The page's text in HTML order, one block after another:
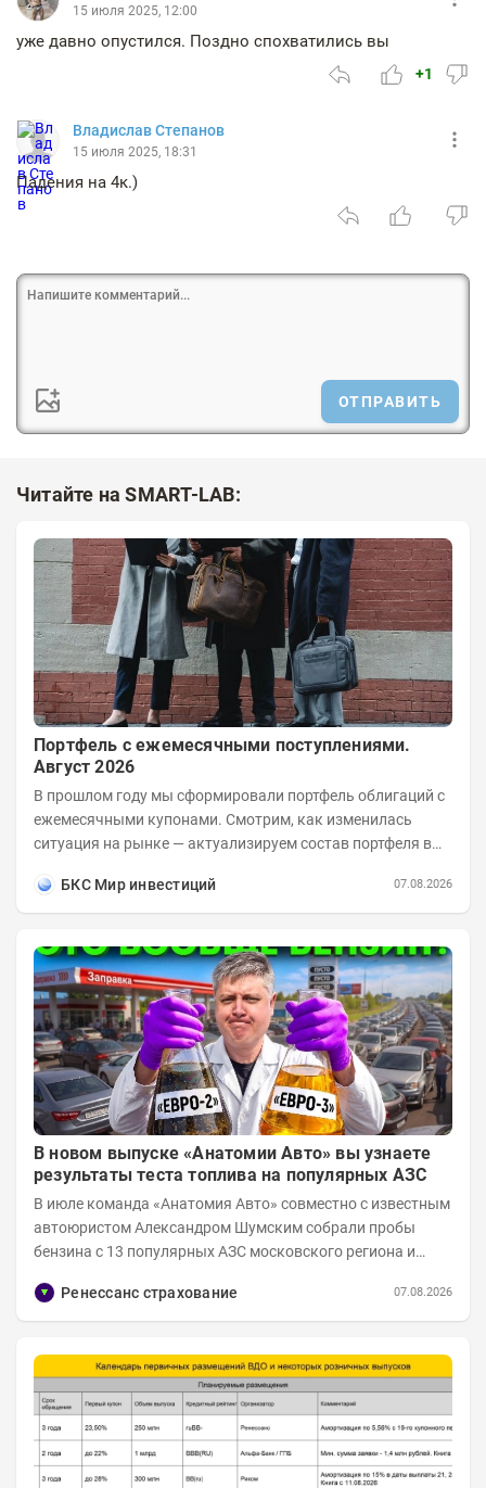
15 июля 2025, 12:00
уже давно опустился. Поздно спохватились вы
+1
Владислав Степанов
15 июля 2025, 18:31
Падения на 4к.)
ОТПРАВИТЬ
Читайте на SMART-LAB:
Портфель с ежемесячными поступлениями.
Август 2026
В прошлом году мы сформировали портфель облигаций с
ежемесячными купонами. Смотрим, как изменилась
ситуация на рынке — актуализируем состав портфеля в
БКС Мир инвестиций
07.08.2026
В новом выпуске «Анатомии Авто» вы узнаете
результаты теста топлива на популярных АЗС
В июле команда «Анатомия Авто» совместно с известным
автоюристом Александром Шумским собрали пробы
бензина с 13 популярных АЗС московского региона и
Ренессанс страхование
07.08.2026